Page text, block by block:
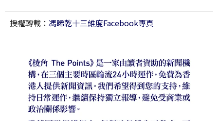
授權轉載： 馮睎乾十三維度Facebook專頁